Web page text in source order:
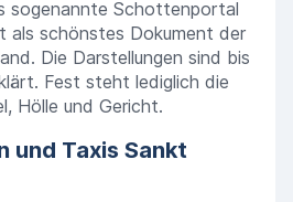
sogenannte Schottenportal
als schönstes Dokument der
Die Darstellungen sind bis
Fest steht lediglich die
Hölle und Gericht.
und Taxis Sankt